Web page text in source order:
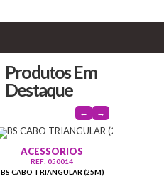
Produtos Em
Destaque
ACESSORIOS
REF: 050014
BS CABO TRIANGULAR (25M)
← →